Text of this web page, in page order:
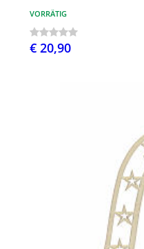
VORRÄTIG
€ 20,90